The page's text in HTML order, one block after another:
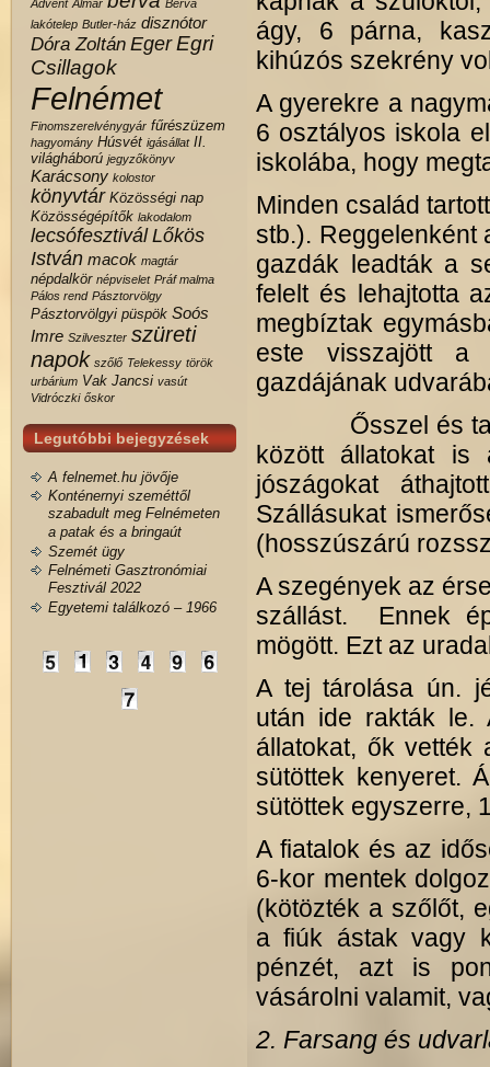
Advent Almár
Berva
lakótelep Butler-ház disznótor
Dóra Zoltán Eger Egri
Csillagok
Felnémet
Finomszerelvénygyár fűrészüzem
hagyomány Húsvét igásállat II.
világháború jegyzőkönyv
Karácsony kolostor
könyvtár Közösségi nap
Közösségépítők lakodalom
lecsófesztivál Lőkös
István macok magtár
népdalkör népviselet Práf malma
Pálos rend Pásztorvölgy
Pásztorvölgyi püspök Soós
Imre Szilveszter szüreti
napok szőlő Telekessy török
urbárium Vak Jancsi vasút
Vidróczki őskor
Legutóbbi bejegyzések
A felnemet.hu jövője
Konténernyi szeméttől
szabadult meg Felnémeten
a patak és a bringaút
Szemét ügy
Felnémeti Gasztronómiai
Fesztivál 2022
Egyetemi találkozó – 1966
ágy, 6 párna,
kihúzós szekrény
A gyerekre a
6 osztályos iskola
iskolába, hogy
Minden család
stb.). Reggelenként
gazdák leadták a
felelt és lehajtotta
megbíztak
este visszajött a
gazdájának
Ősszel és
között állatokat is
jószágokat
Szállásukat
(hosszúszárú
A szegények az
szállást. Ennek
mögött. Ezt az
A tej tárolása ún.
után ide rakták le.
állatokat, ők vették
sütöttek kenyeret.
sütöttek egyszerre,
A fiatalok és az
6-kor mentek
(kötözték a szőlőt,
a fiúk ástak vagy
pénzét, azt is
vásárolni valamit,
2. Farsang és